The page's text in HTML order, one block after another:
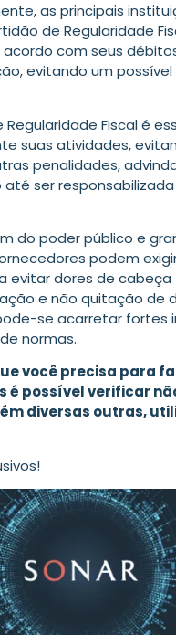
as principais
de Regularidade
com seus
evitando um possível
Fiscal é
suas atividades,
penalidades,
ser responsabilizada
do poder público e
podem
evitar dores de cabeça
e não quitação de
se acarretar fortes
normas.
você precisa para
é possível verificar
diversas outras,